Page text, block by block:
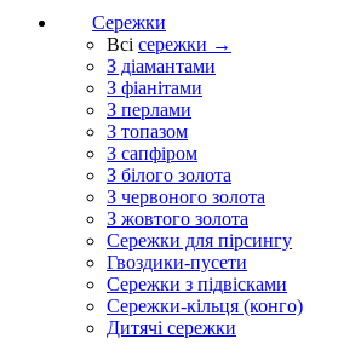
Сережки
Всі сережки →
З діамантами
З фіанітами
З перлами
З топазом
З сапфіром
З білого золота
З червоного золота
З жовтого золота
Сережки для пірсингу
Гвоздики-пусети
Сережки з підвісками
Сережки-кільця (конго)
Дитячі сережки